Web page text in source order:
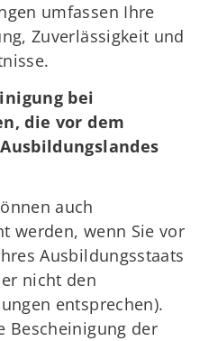
umfassen Ihre
Zuverlässigkeit und
bei
die vor dem
auch
werden, wenn Sie vor
Ausbildungsstaats
nicht den
entsprechen).
Bescheinigung der